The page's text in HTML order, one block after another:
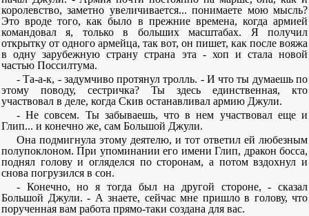
королевство, заметно увеличивается... понимаете мою мысль?
Это вроде того, как было в прежние времена, когда армией
командовал я, только в больших масштабах. Я получил
открытку от одного армейца, так вот, он пишет, как после вояжа
в одну зарубежную страну страна эта - хоп и стала новой
частью Поссилтума.
- Та-а-к, - задумчиво протянул тролль. - И что ты думаешь по
этому поводу, сестричка? Ты здесь единственная, кто
участвовал в деле, когда Скив останавливал армию Джули.
- Не совсем. Ты забываешь, что в нем участвовал еще и
Глип... и конечно же, сам Большой Джули.
Она подмигнула этому деятелю, и тот ответил ей любезным
полупоклоном. При упоминании его имени Глип, дракон босса,
поднял голову и огляделся по сторонам, а потом вздохнул и
снова погрузился в сон.
- Конечно, но я тогда был на другой стороне, - сказал
Большой Джули. - А знаете, сейчас мне пришло в голову, что
порученная вам работа прямо-таки создана для вас.